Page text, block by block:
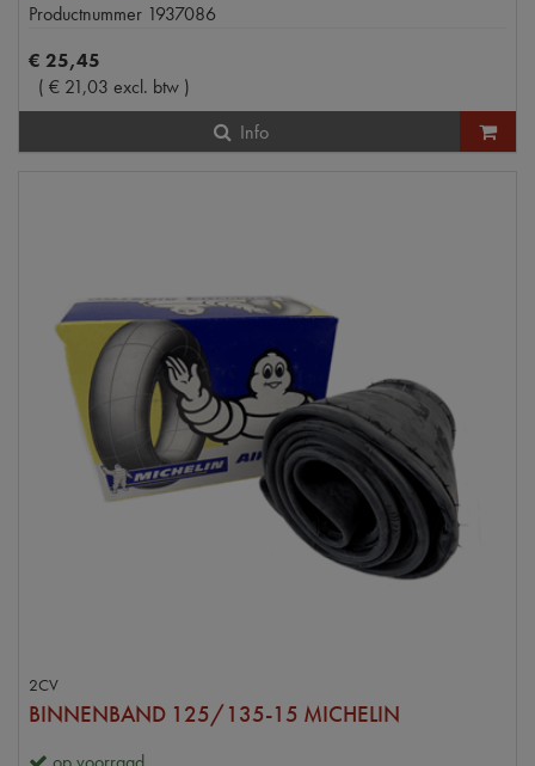
Productnummer 1937086
€ 25,45
( € 21,03 excl. btw )
Info
2CV
BINNENBAND 125/135-15 MICHELIN